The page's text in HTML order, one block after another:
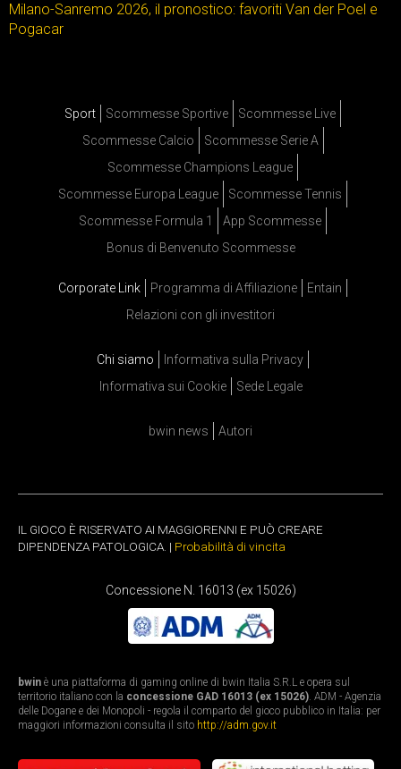
Milano-Sanremo 2026, il pronostico: favoriti Van der Poel e
Pogacar
Sport Scommesse Sportive
Scommesse Live
Scommesse Calcio
Scommesse Serie A
Scommesse Champions League
Scommesse Europa League
Scommesse Tennis
Scommesse Formula 1
App Scommesse
Bonus di Benvenuto Scommesse
Corporate Link Programma di Affiliazione
Entain
Relazioni con gli investitori
Chi siamo
Informativa sulla Privacy
Informativa sui Cookie
Sede Legale
bwin news Autori
IL GIOCO È RISERVATO AI MAGGIORENNI E PUÒ CREARE
DIPENDENZA PATOLOGICA. | Probabilità di vincita
Concessione N. 16013 (ex 15026)
bwin è una piattaforma di gaming online di bwin Italia S.R.L e opera sul
territorio italiano con la concessione GAD 16013 (ex 15026). ADM - Agenzia
delle Dogane e dei Monopoli - regola il comparto del gioco pubblico in Italia: per
maggiori informazioni consulta il sito http://adm.gov.it